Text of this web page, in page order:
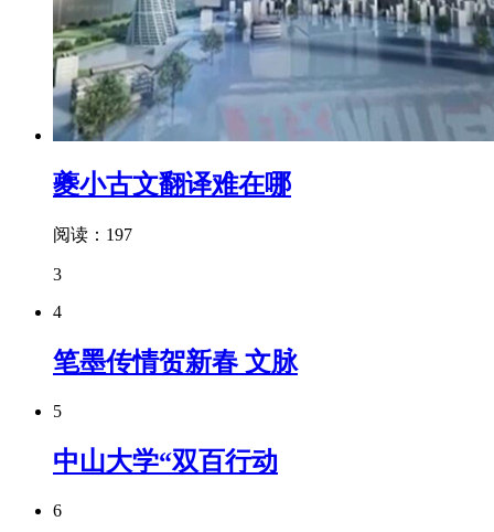
夔小古文翻译难在哪
阅读：197
3
4
笔墨传情贺新春 文脉
5
中山大学“双百行动
6